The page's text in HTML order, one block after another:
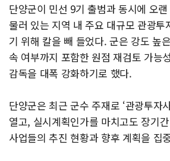
단양군이 민선 9기 출범과 동시에 오
물러 있는 지역 내 주요 대규모 관광투
기 위해 칼을 빼 들었다. 군은 강도 높
속 여부까지 포함한 원점 재검토 가능
감독을 대폭 강화하기로 했다.
단양군은 최근 군수 주재로 ‘관광투자
열고, 실시계획인가를 마치고도 장기
사업들의 추진 현황과 향후 계획을 집